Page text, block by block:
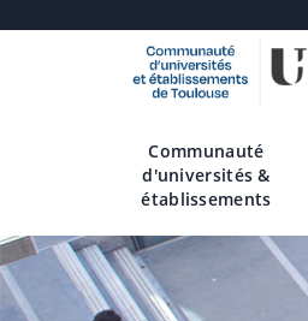
Communauté
d'universités &
établissements